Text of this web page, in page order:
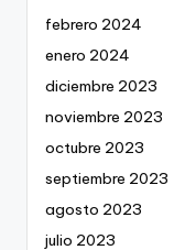
febrero 2024
enero 2024
diciembre 2023
noviembre 2023
octubre 2023
septiembre 2023
agosto 2023
julio 2023